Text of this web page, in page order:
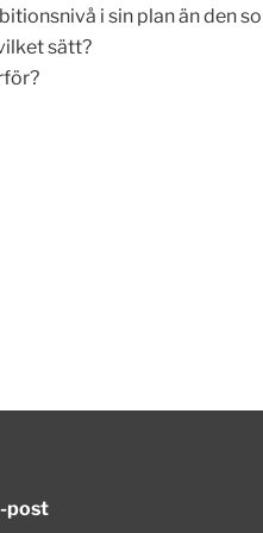
i sin plan än den
sätt?
post